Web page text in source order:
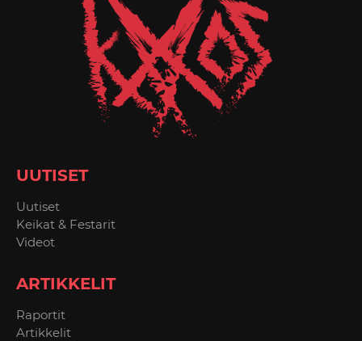
UUTISET
Uutiset
Keikat & Festarit
Videot
ARTIKKELIT
Raportit
Artikkelit